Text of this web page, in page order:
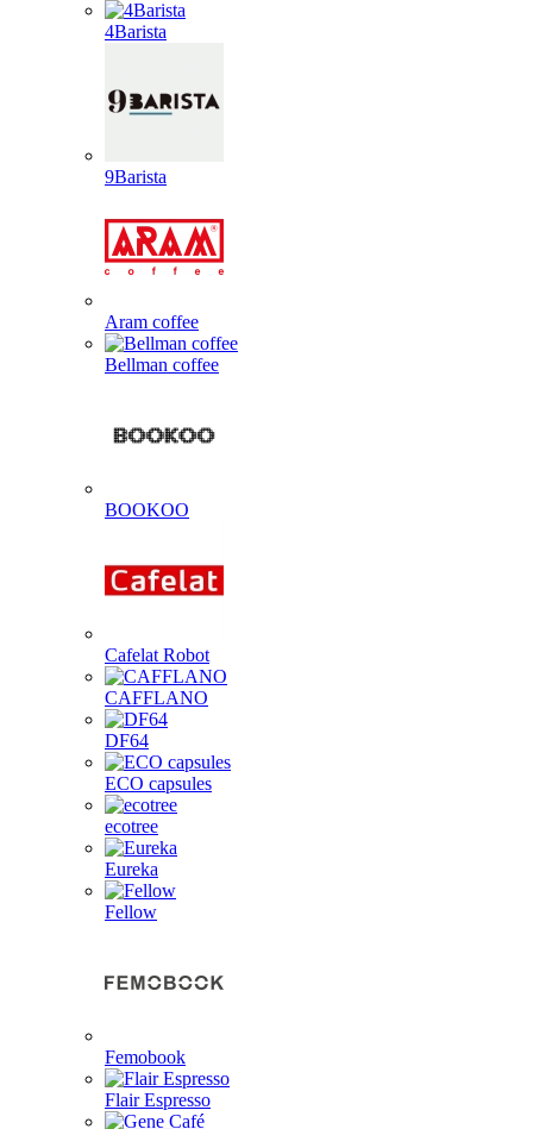
4Barista
9Barista
Aram coffee
Bellman coffee
BOOKOO
Cafelat Robot
CAFFLANO
DF64
ECO capsules
ecotree
Eureka
Fellow
Femobook
Flair Espresso